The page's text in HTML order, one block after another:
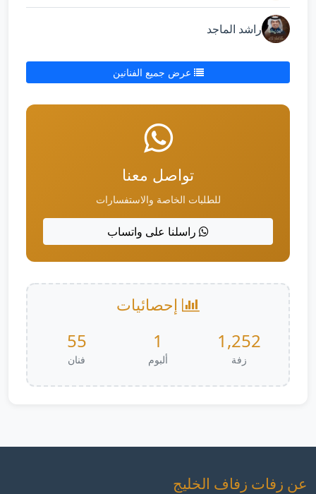
راشد الماجد
عرض جميع الفنانين
تواصل معنا
للطلبات الخاصة والاستفسارات
راسلنا على واتساب
إحصائيات
1,252
زفة
1
ألبوم
55
فنان
عن زفات زفاف الخليج